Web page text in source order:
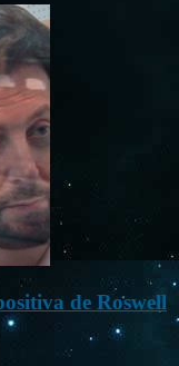
de Roswell